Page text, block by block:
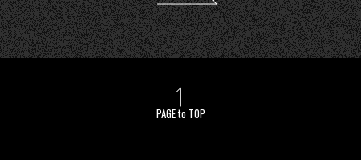
PAGE to TOP